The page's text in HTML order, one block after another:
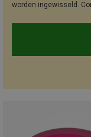
worden ingewisseld.